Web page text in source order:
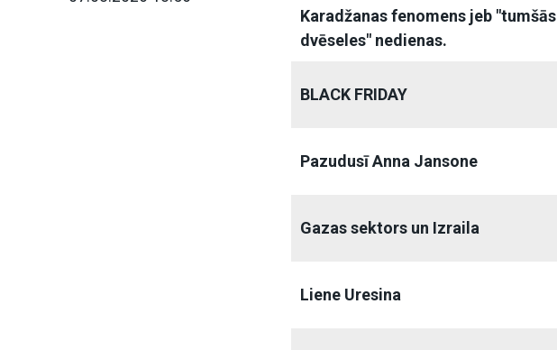
Karadžanas fenomens jeb "tumšās
dvēseles" nedienas.
BLACK FRIDAY
Pazudusī Anna Jansone
Gazas sektors un Izraila
Liene Uresina